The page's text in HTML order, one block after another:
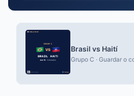
Brasil vs Haití
Grupo C · Guardar o